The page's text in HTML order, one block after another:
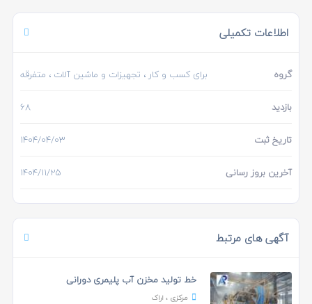
اطلاعات تکمیلی
گروه برای کسب و کار ، تجهیزات و ماشین آلات ، متفرقه
بازدید 68
تاریخ ثبت 1404/04/03
آخرین بروز رسانی 1404/11/25
آگهی های مرتبط
خط تولید مخزن آب پلیمری دورانی
مرکزی ، اراک